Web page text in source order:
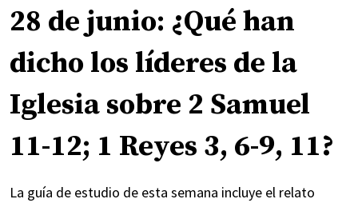
28 de junio: ¿Qué han
dicho los líderes de la
Iglesia sobre 2 Samuel
11-12; 1 Reyes 3, 6-9, 11?
La guía de estudio de esta semana incluye el relato